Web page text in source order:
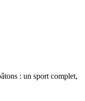
: un sport complet,